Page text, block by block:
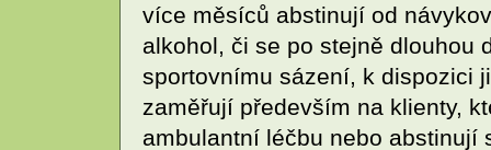
více měsíců abstinují od
alkohol, či se po stejně dlouhou
sportovnímu sázení, k dispozici
zaměřují především na klienty,
ambulantní léčbu nebo abstinují